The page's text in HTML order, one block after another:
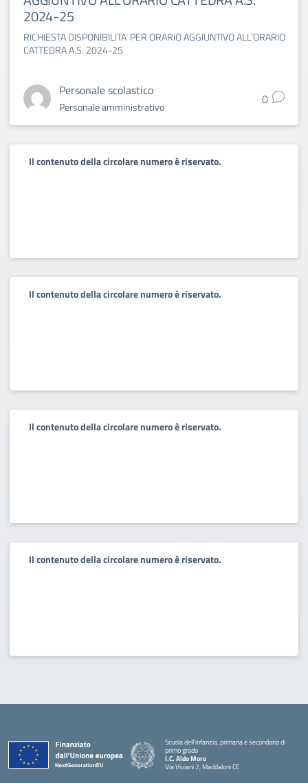
2024-25
RICHIESTA DISPONIBILITA’ PER ORARIO AGGIUNTIVO ALL’ORARIO
CATTEDRA A.S. 2024-25
Personale scolastico
Personale amministrativo 0
Il contenuto della circolare numero è riservato.
Il contenuto della circolare numero è riservato.
Il contenuto della circolare numero è riservato.
Il contenuto della circolare numero è riservato.
Scuola dell’infanzia, primaria e secondaria di
primo grado
I.C. Aldo Moro
Via Viviani 2, Maddaloni CE